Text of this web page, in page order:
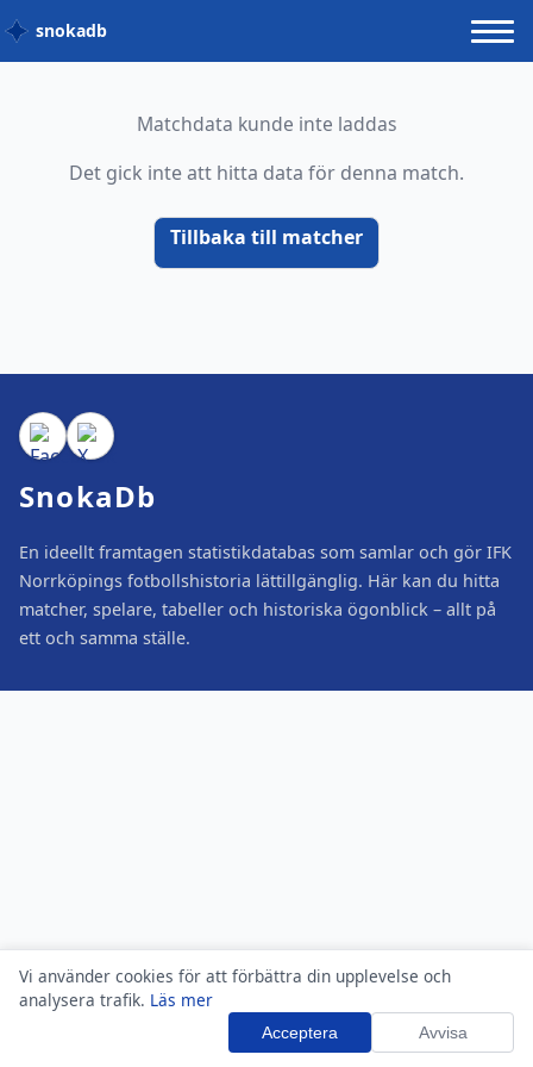
Vi använder cookies för att förbättra din upplevelse och
analysera trafik. Läs mer
Acceptera Avvisa
snokadb
Matchdata kunde inte laddas
Det gick inte att hitta data för denna match.
Tillbaka till matcher
SnokaDb
En ideellt framtagen statistikdatabas som samlar och gör IFK
Norrköpings fotbollshistoria lättillgänglig. Här kan du hitta
matcher, spelare, tabeller och historiska ögonblick – allt på
ett och samma ställe.